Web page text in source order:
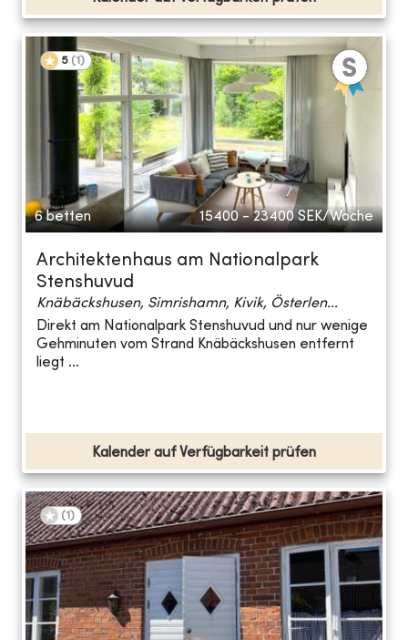
5 (1 )
6 betten 15400 - 23400 SEK/Woche
Architektenhaus am Nationalpark
Stenshuvud
Knäbäckshusen, Simrishamn, Kivik, Österlen...
Direkt am Nationalpark Stenshuvud und nur wenige
Gehminuten vom Strand Knäbäckshusen entfernt
liegt ...
Kalender auf Verfügbarkeit prüfen
(1 )